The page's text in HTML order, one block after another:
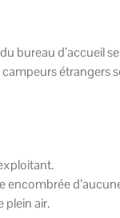
bureau d’accueil
étrangers
encombrée
plein air.